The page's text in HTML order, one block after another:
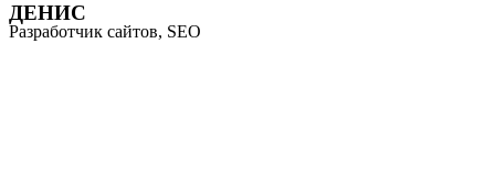
ДЕНИС
Разработчик сайтов, SEO